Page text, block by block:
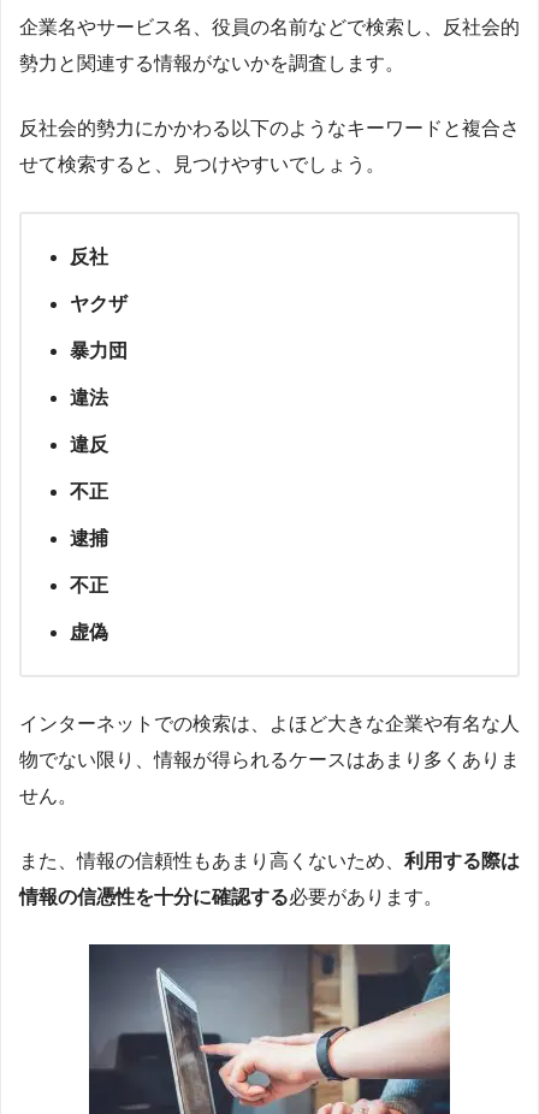
企業名やサービス名、役員の名前などで検索し、反社会的
勢力と関連する情報がないかを調査します。
反社会的勢力にかかわる以下のようなキーワードと複合さ
せて検索すると、見つけやすいでしょう。
反社
ヤクザ
暴力団
違法
違反
不正
逮捕
不正
虚偽
インターネットでの検索は、よほど大きな企業や有名な人
物でない限り、情報が得られるケースはあまり多くありま
せん。
また、情報の信頼性もあまり高くないため、 利用する際は
情報の信憑性を十分に確認する必要があります。